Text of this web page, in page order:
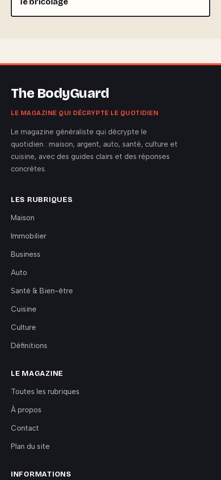
The BodyGuard
LE MAGAZINE QUI DÉCRYPTE LE QUOTIDIEN
Le magazine généraliste qui décrypte le
quotidien : maison, argent, auto, santé, culture et
cuisine, avec des guides clairs et des réponses
concrètes.
LES RUBRIQUES
Maison
Immobilier
Business
Auto
Santé & Bien-être
Cuisine
Culture
Définitions
LE MAGAZINE
Toutes les rubriques
À propos
Contact
Plan du site
INFORMATIONS